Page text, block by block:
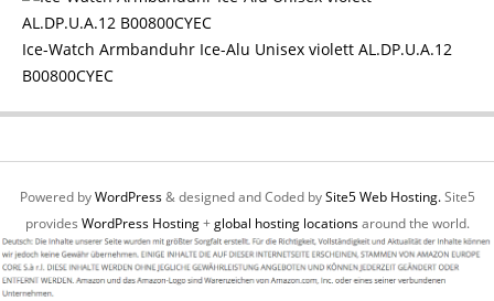
Ice-Watch Armbanduhr Ice-Alu Unisex violett AL.DP.U.A.12
B00800CYEC
Powered byWordPress& designed and Coded bySite5 Web Hosting.Site5
provides WordPress Hosting+global hosting locationsaround the world.